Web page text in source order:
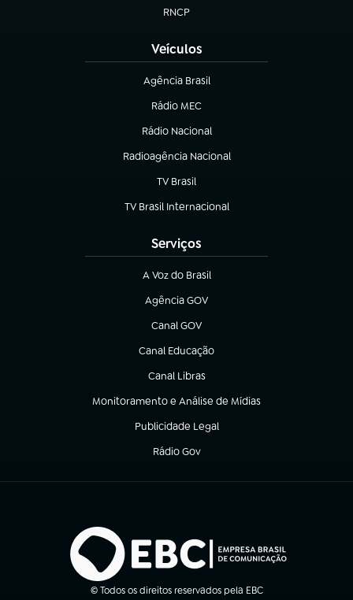
RNCP
(abre em nova aba)
Veículos
Agência Brasil
(abre em nova aba)
Rádio MEC
(abre em nova aba)
Rádio Nacional
Radioagência Nacional
(abre em nova aba)
TV Brasil
(abre em nova aba)
TV Brasil Internacional
(abre em nova aba)
Serviços
A Voz do Brasil
(abre em nova aba)
Agência GOV
(abre em nova aba)
Canal GOV
(abre em nova aba)
Canal Educação
(abre em nova aba)
Canal Libras
(abre em nova aba)
Monitoramento e Análise de Mídias
(abre em nova aba)
Publicidade Legal
(abre em nova aba)
Rádio Gov
(abre em nova aba)
© Todos os direitos reservados pela EBC